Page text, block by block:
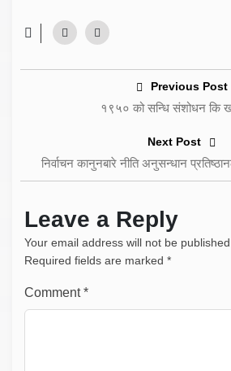
Previous Post
१९५० को सन्धि संशोधन कि
Next Post
निर्वाचन कानुनबारे नीति अनुसन्धान
Leave a Reply
Your email address will not be published.
Required fields are marked *
Comment*